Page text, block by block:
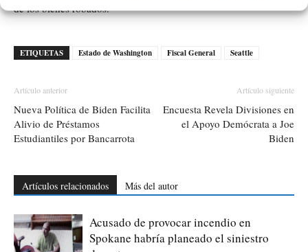
de los bienes robados.
ETIQUETAS Estado de Washington Fiscal General Seattle
Artículo anterior
Nueva Política de Biden Facilita
Alivio de Préstamos
Estudiantiles por Bancarrota
Artículo siguiente
Encuesta Revela Divisiones en
el Apoyo Demócrata a Joe
Biden
Artículos relacionados Más del autor
Acusado de provocar incendio en
Spokane habría planeado el siniestro